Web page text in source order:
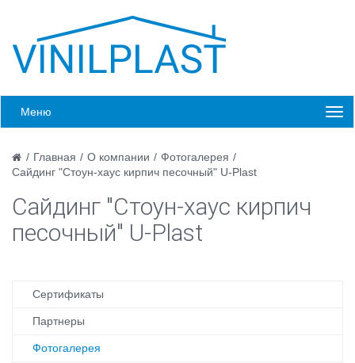
Меню
/ Главная / О компании / Фотогалерея /
Сайдинг "Стоун-хаус кирпич песочный" U-Plast
Сайдинг "Стоун-хаус кирпич
песочный" U-Plast
Сертификаты
Партнеры
Фотогалерея